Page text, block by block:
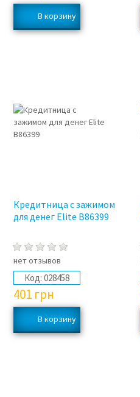
Кредитница с зажимом
для денег Elite B86399
нет отзывов
Код: 028458
401 грн